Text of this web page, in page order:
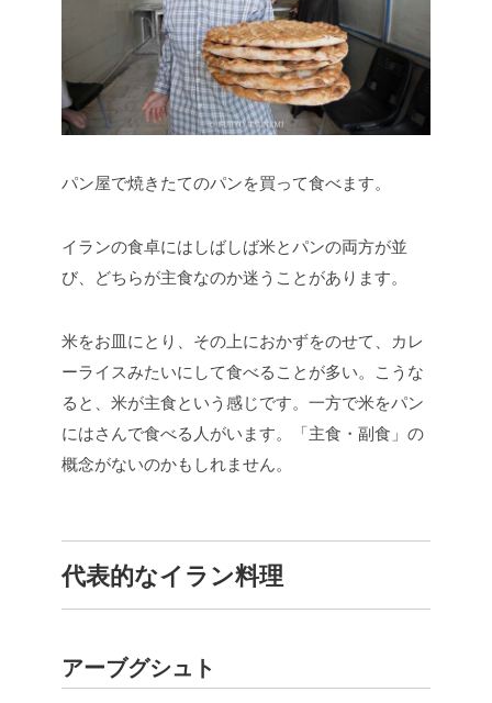
パン屋で焼きたてのパンを買って食べます。
イランの食卓にはしばしば米とパンの両方が並
び、どちらが主食なのか迷うことがあります。
米をお皿にとり、その上におかずをのせて、カレ
ーライスみたいにして食べることが多い。こうな
ると、米が主食という感じです。一方で米をパン
にはさんで食べる人がいます。「主食・副食」の
概念がないのかもしれません。
代表的なイラン料理
アーブグシュト